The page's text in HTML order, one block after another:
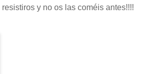
y no os las coméis antes!!!!